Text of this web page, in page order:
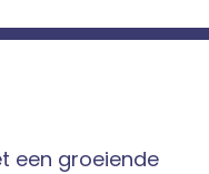
een groeiende